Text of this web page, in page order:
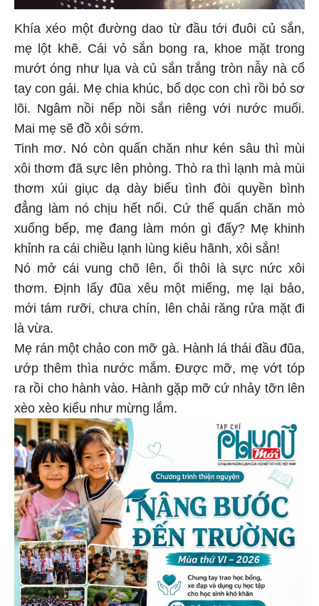
Khía xéo một đường dao từ đầu tới đuôi củ sắn,
mẹ lột khẽ. Cái vỏ sắn bong ra, khoe mặt trong
mướt óng như lụa và củ sắn trắng tròn nẫy nà cổ
tay con gái. Mẹ chia khúc, bổ dọc con chì rồi bỏ sơ
lõi. Ngâm nồi nếp nồi sắn riêng với nước muối.
Mai mẹ sẽ đồ xôi sớm.
Tinh mơ. Nó còn quấn chăn như kén sâu thì mùi
xôi thơm đã sực lên phòng. Thò ra thì lạnh mà mùi
thơm xúi giục dạ dày biểu tình đòi quyền bình
đẳng làm nó chịu hết nổi. Cứ thế quấn chăn mò
xuống bếp, mẹ đang làm món gì đấy? Mẹ khinh
khỉnh ra cái chiều lạnh lùng kiêu hãnh, xôi sắn!
Nó mở cái vung chõ lên, ối thôi là sực nức xôi
thơm. Định lấy đũa xêu một miếng, mẹ lại bảo,
mới tám rưỡi, chưa chín, lên chải răng rửa mặt đi
là vừa.
Mẹ rán một chảo con mỡ gà. Hành lá thái đầu đũa,
ướp thêm thìa nước mắm. Được mỡ, mẹ vớt tóp
ra rồi cho hành vào. Hành gặp mỡ cứ nhảy tỡn lên
xèo xèo kiểu như mừng lắm.